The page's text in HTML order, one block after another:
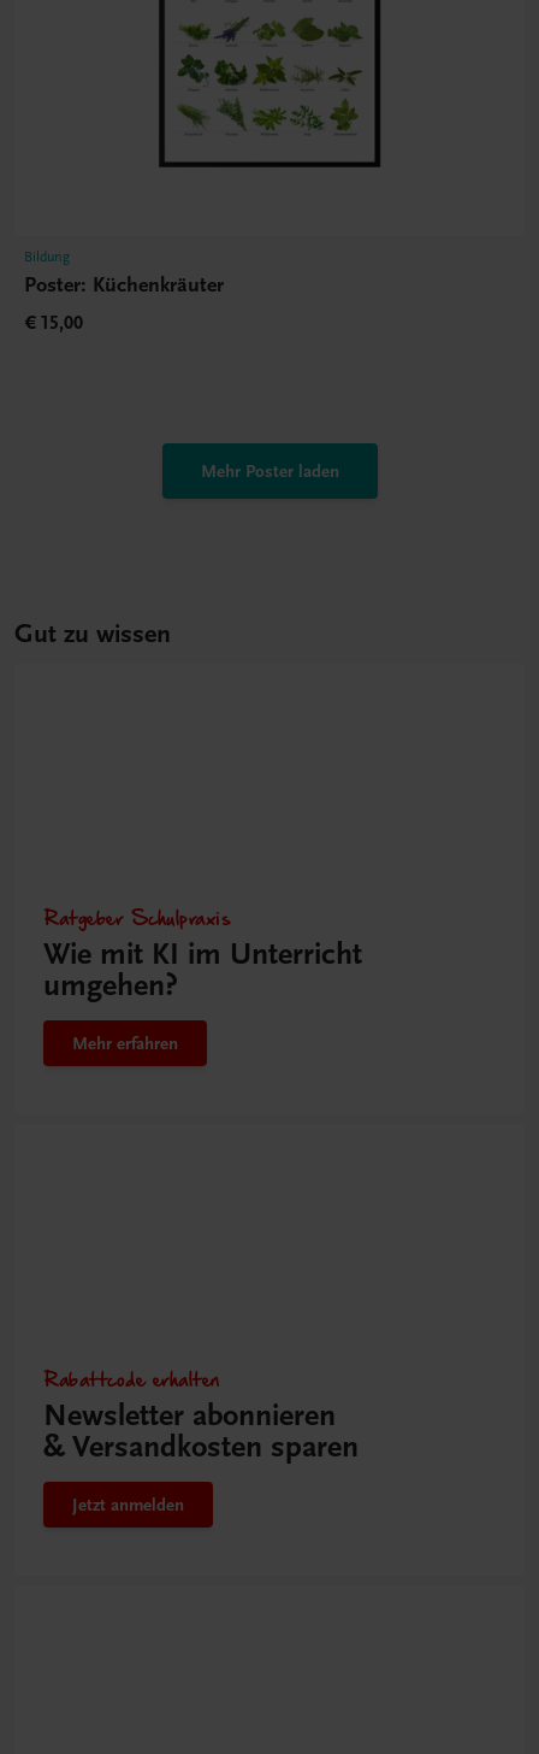
Bildung
Poster: Küchenkräuter
€ 15,00
Mehr Poster laden
Gut zu wissen
Ratgeber Schulpraxis
Wie mit KI im Unterricht
umgehen?
Mehr erfahren
Rabattcode erhalten
Newsletter abonnieren
& Versandkosten sparen
Jetzt anmelden